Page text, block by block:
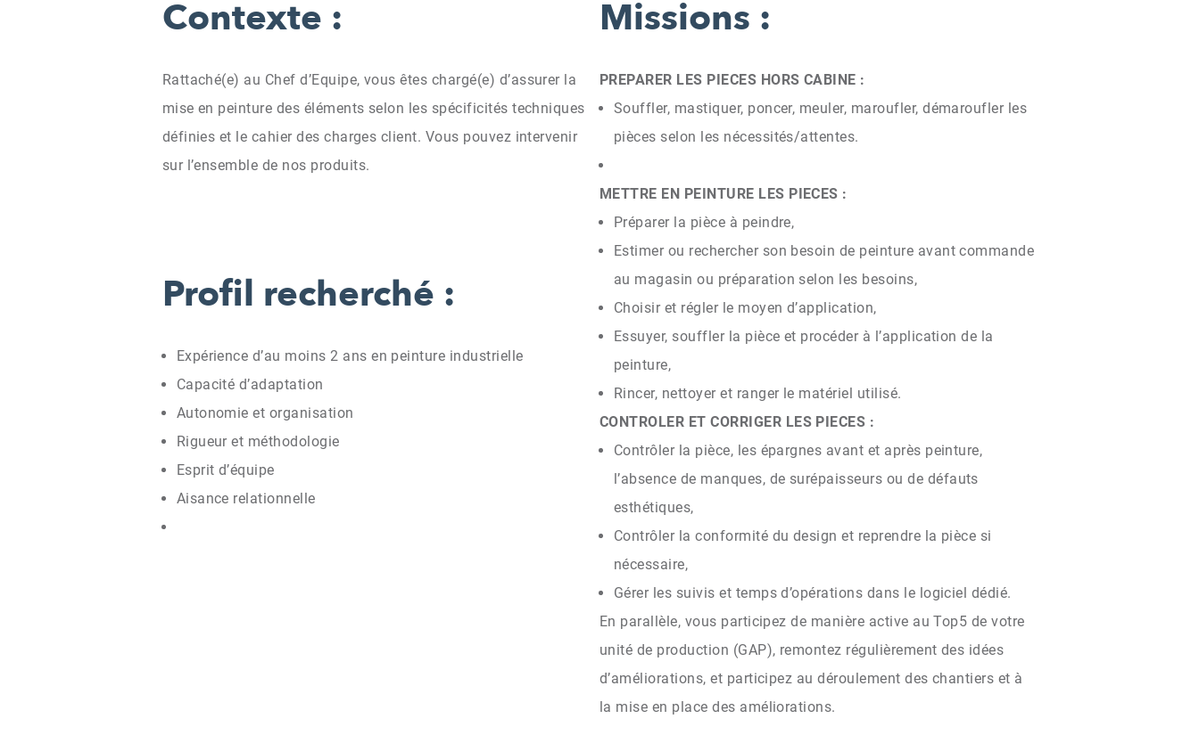
Contexte :
Rattaché(e) au Chef d’Equipe, vous êtes chargé(e) d’assurer la
mise en peinture des éléments selon les spécificités techniques
définies et le cahier des charges client. Vous pouvez intervenir
sur l’ensemble de nos produits.
Profil recherché :
Expérience d’au moins 2 ans en peinture industrielle
Capacité d’adaptation
Autonomie et organisation
Rigueur et méthodologie
Esprit d’équipe
Aisance relationnelle
Missions :
PREPARER LES PIECES HORS CABINE :
Souffler, mastiquer, poncer, meuler, maroufler, démaroufler les
pièces selon les nécessités/attentes.
METTRE EN PEINTURE LES PIECES :
Préparer la pièce à peindre,
Estimer ou rechercher son besoin de peinture avant commande
au magasin ou préparation selon les besoins,
Choisir et régler le moyen d’application,
Essuyer, souffler la pièce et procéder à l’application de la
peinture,
Rincer, nettoyer et ranger le matériel utilisé.
CONTROLER ET CORRIGER LES PIECES :
Contrôler la pièce, les épargnes avant et après peinture,
l’absence de manques, de surépaisseurs ou de défauts
esthétiques,
Contrôler la conformité du design et reprendre la pièce si
nécessaire,
Gérer les suivis et temps d’opérations dans le logiciel dédié.
En parallèle, vous participez de manière active au Top5 de votre
unité de production (GAP), remontez régulièrement des idées
d’améliorations, et participez au déroulement des chantiers et à
la mise en place des améliorations.